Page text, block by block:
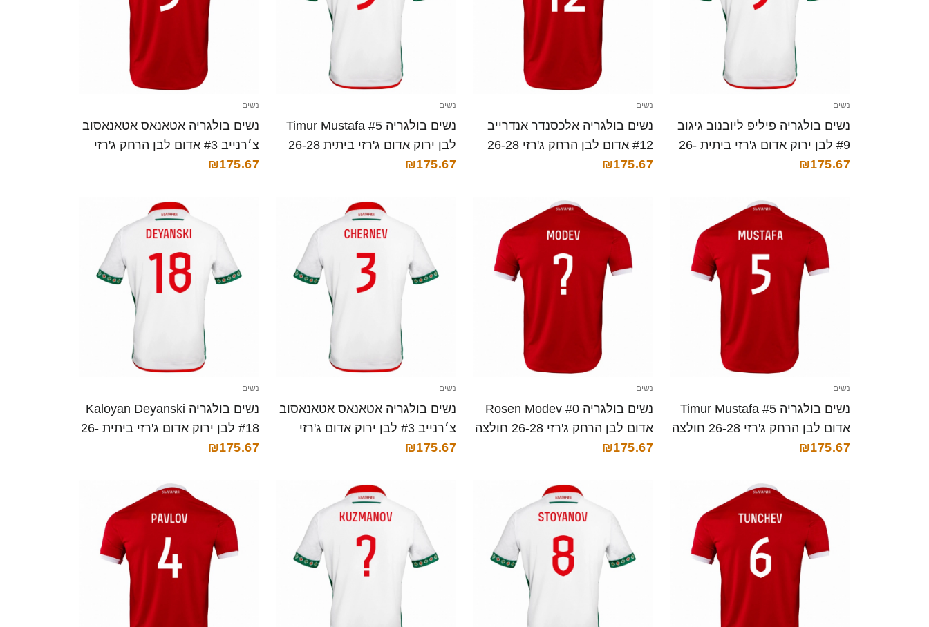
נשים
נשים בולגריה פיליפ ליובנוב גיגוב
#9 לבן ירוק אדום ג'רזי ביתית 26-
28 חולצה קצרה
₪175.67
נשים
נשים בולגריה אלכסנדר אנדרייב
#12 אדום לבן הרחק ג'רזי 26-28
חולצה קצרה
₪175.67
נשים
נשים בולגריה Timur Mustafa #5
לבן ירוק אדום ג'רזי ביתית 26-28
חולצה קצרה
₪175.67
נשים
נשים בולגריה אטאנאס אטאנאסוב
צ׳רנייב #3 אדום לבן הרחק ג'רזי
26-28 חולצה קצרה
₪175.67
נשים
נשים בולגריה Timur Mustafa #5
אדום לבן הרחק ג'רזי 26-28 חולצה
קצרה
₪175.67
נשים
נשים בולגריה Rosen Modev #0
אדום לבן הרחק ג'רזי 26-28 חולצה
קצרה
₪175.67
נשים
נשים בולגריה אטאנאס אטאנאסוב
צ׳רנייב #3 לבן ירוק אדום ג'רזי
ביתית 26-28 חולצה קצרה
₪175.67
נשים
נשים בולגריה Kaloyan Deyanski
#18 לבן ירוק אדום ג'רזי ביתית 26-
28 חולצה קצרה
₪175.67